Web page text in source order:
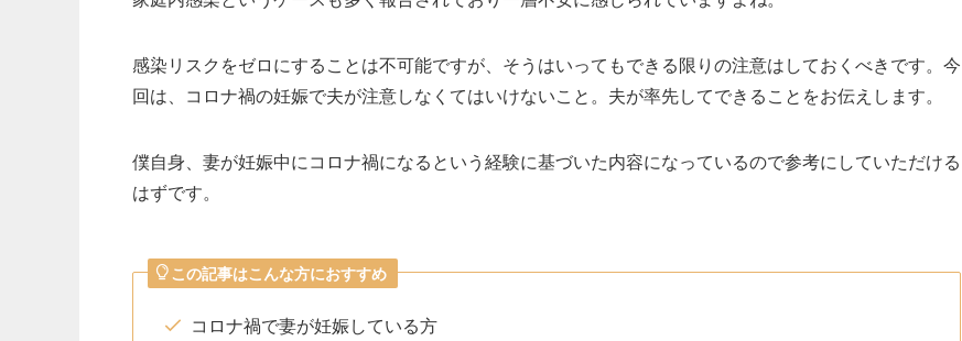
感染リスクをゼロにすることは不可能ですが、そうはいってもできる限りの注意はしておくべきです。今
回は、コロナ禍の妊娠で夫が注意しなくてはいけないこと。夫が率先してできることをお伝えします。
僕自身、妻が妊娠中にコロナ禍になるという経験に基づいた内容になっているので参考にしていただける
はずです。
この記事はこんな方におすすめ
コロナ禍で妻が妊娠している方